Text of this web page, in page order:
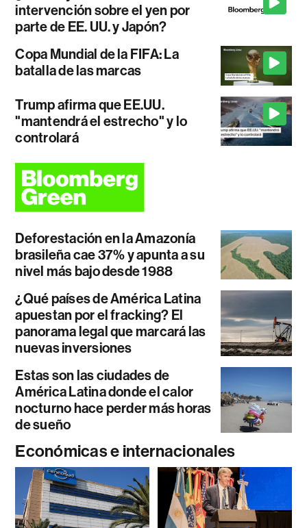
intervención sobre el yen por
parte de EE. UU. y Japón?
Copa Mundial de la FIFA: La
batalla de las marcas
Trump afirma que EE.UU.
"mantendrá el estrecho" y lo
controlará
Deforestación en la Amazonía
brasileña cae 37% y apunta a su
nivel más bajo desde 1988
¿Qué países de América Latina
apuestan por el fracking? El
panorama legal que marcará las
nuevas inversiones
Estas son las ciudades de
América Latina donde el calor
nocturno hace perder más horas
de sueño
Económicas e internacionales